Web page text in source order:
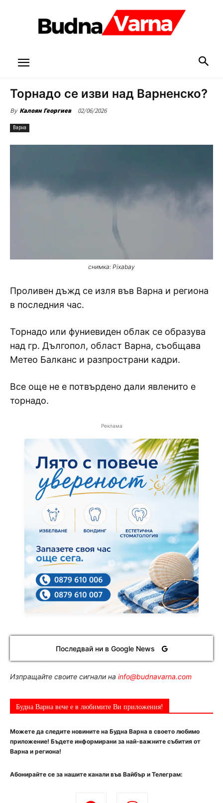
Торнадо се изви над Варненско?
By Калоян Георгиев 02/06/2026
Варна
снимка: Pixabay
Проливен дъжд се изля във Варна и региона
в последния час.
Торнадо или фуниевиден облак се образува
над гр. Дългопол, област Варна, съобщава
Метео Балканс и разпространи кадри.
Все още не е потвърдено дали явленито е
торнадо.
Реклама
Последвай ни в Google News
Изпращайте своите сигнали на info@budnavarna.com
Будна Варна вече е в любимите Ви приложения!
Можете да следите новините на Будна Варна в своето любимо
приложение! Бъдете информирани за най-важните събития от
Варна и региона!
Абонирайте се за нашите канали във Вайбър и Телеграм: